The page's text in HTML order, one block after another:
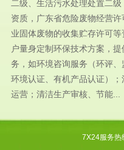
二级、生活污水处理处置二
资质，广东省危险废物经营
业固体废物的收集贮存许可
户量身定制环保技术方案，
务，如环境咨询服务（环评、
环境认证、有机产品认证）
运营；清洁生产审核、节能...
7X24服务